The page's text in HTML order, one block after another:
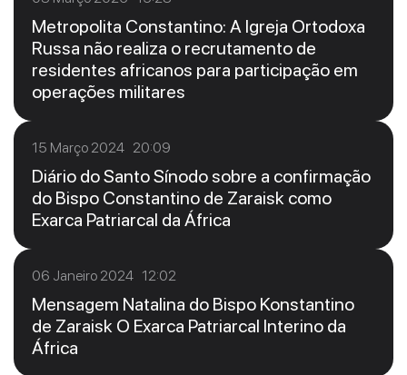
Metropolita Constantino: A Igreja Ortodoxa
Russa não realiza o recrutamento de
residentes africanos para participação em
operações militares
15 Março 2024 20:09
Diário do Santo Sínodo sobre a confirmação
do Bispo Constantino de Zaraisk como
Exarca Patriarcal da África
06 Janeiro 2024 12:02
Mensagem Natalina do Bispo Konstantino
de Zaraisk O Exarca Patriarcal Interino da
África